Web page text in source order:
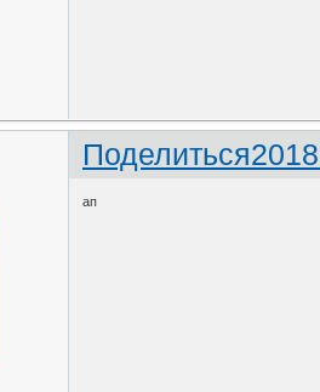
Поделиться
ап